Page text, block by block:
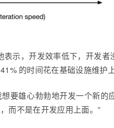
示，开发效率低下，开发
的时间花在基础设施维护
要雄心勃勃地开发一个新
而不是在开发应用上面。”